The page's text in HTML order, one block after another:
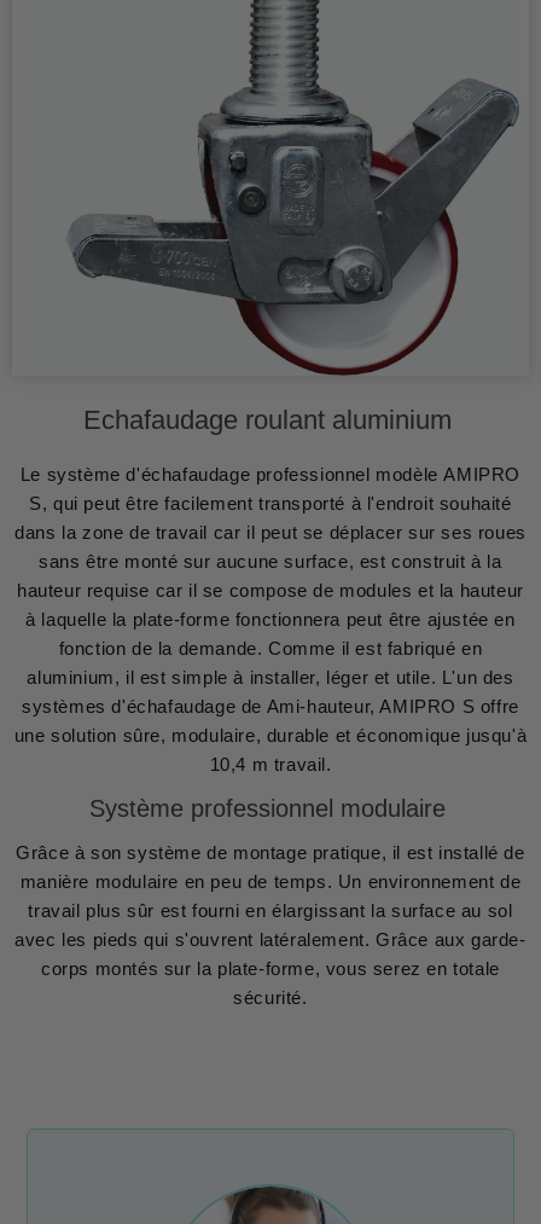
Echafaudage roulant aluminium
Le système d'échafaudage professionnel modèle AMIPRO
S, qui peut être facilement transporté à l'endroit souhaité
dans la zone de travail car il peut se déplacer sur ses roues
sans être monté sur aucune surface, est construit à la
hauteur requise car il se compose de modules et la hauteur
à laquelle la plate-forme fonctionnera peut être ajustée en
fonction de la demande. Comme il est fabriqué en
aluminium, il est simple à installer, léger et utile. L'un des
systèmes d'échafaudage de Ami-hauteur, AMIPRO S offre
une solution sûre, modulaire, durable et économique jusqu'à
10,4 m travail.
Système professionnel modulaire
Grâce à son système de montage pratique, il est installé de
manière modulaire en peu de temps. Un environnement de
travail plus sûr est fourni en élargissant la surface au sol
avec les pieds qui s'ouvrent latéralement. Grâce aux garde-
corps montés sur la plate-forme, vous serez en totale
sécurité.